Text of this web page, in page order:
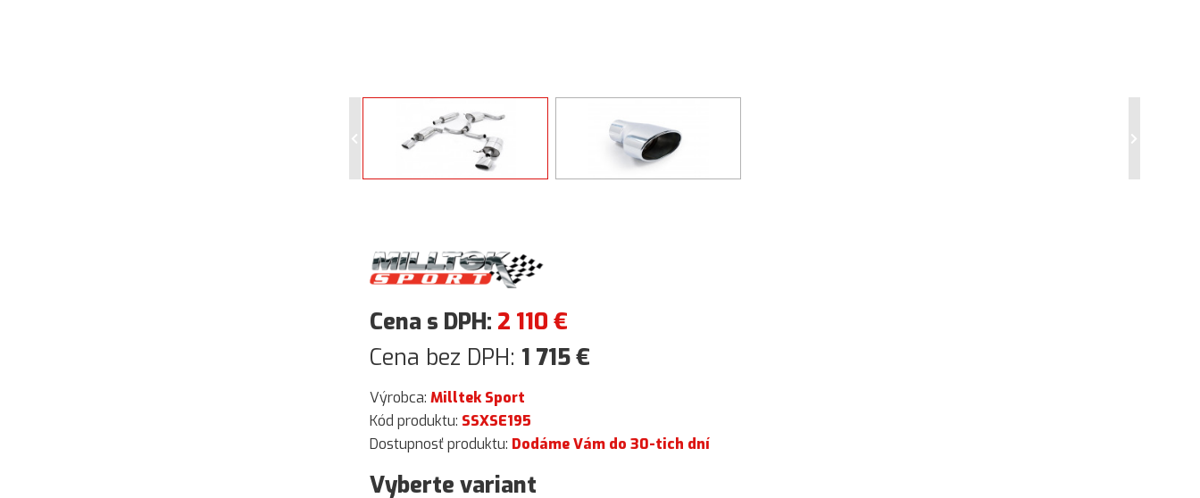
Cena s DPH: 2 110€
Cena bez DPH: 1 715€
Výrobca:Milltek Sport
Kód produktu: SSXSE195
Dostupnosť produktu: Dodáme Vám do 30-tich dní
Vyberte variant